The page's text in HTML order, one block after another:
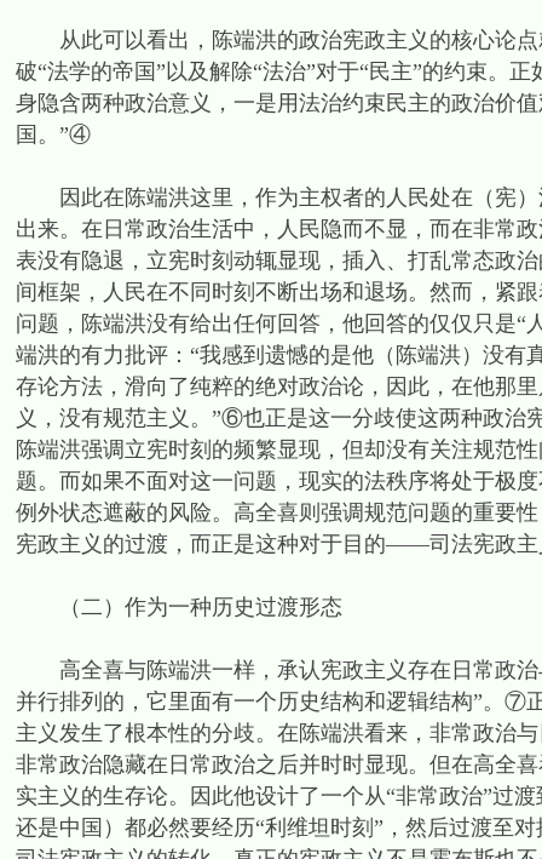
从此可以看出，陈端洪的政治宪政主义的核心论点
破“法学的帝国”以及解除“法治”对于“民主”的约束。
身隐含两种政治意义，一是用法治约束民主的政治价
国。”④
因此在陈端洪这里，作为主权者的人民处在（宪）
出来。在日常政治生活中，人民隐而不显，而在非常
表没有隐退，立宪时刻动辄显现，插入、打乱常态政
间框架，人民在不同时刻不断出场和退场。然而，紧
问题，陈端洪没有给出任何回答，他回答的仅仅只是
端洪的有力批评：“我感到遗憾的是他（陈端洪）没
存论方法，滑向了纯粹的绝对政治论，因此，在他那
义，没有规范主义。”⑥也正是这一分歧使这两种政治
陈端洪强调立宪时刻的频繁显现，但却没有关注规范
题。而如果不面对这一问题，现实的法秩序将处于极
例外状态遮蔽的风险。高全喜则强调规范问题的重要
宪政主义的过渡，而正是这种对于目的——司法宪政
（二）作为一种历史过渡形态
高全喜与陈端洪一样，承认宪政主义存在日常政治
并行排列的，它里面有一个历史结构和逻辑结构”。⑦
主义发生了根本性的分歧。在陈端洪看来，非常政治
非常政治隐藏在日常政治之后并时时显现。但在高全
实主义的生存论。因此他设计了一个从“非常政治”过
还是中国）都必然要经历“利维坦时刻”，然后过渡至